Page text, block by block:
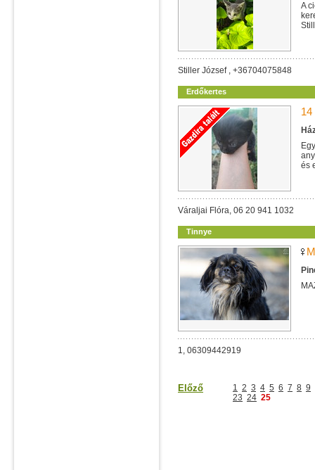
A
Stiller József , +36704075848
Erdőkertes
és
Váraljai Flóra, 06 20 941 1032
Tinnye
1, 06309442919
Előző 1 2 3 4 5 6 7 8 9
23 24 25